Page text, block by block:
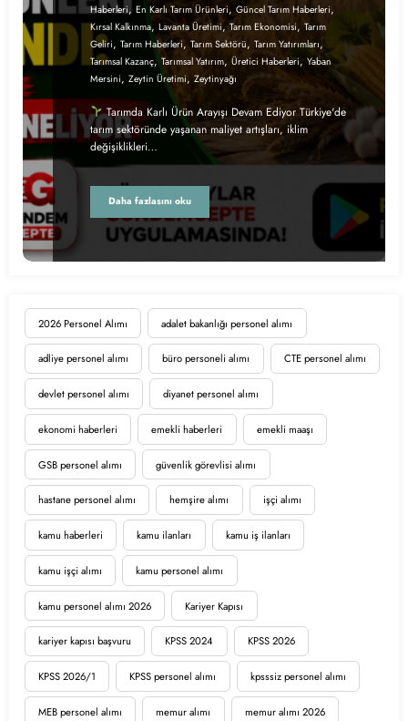
2026 Personel Alımı adalet bakanlığı personel alımı
adliye personel alımı büro personeli alımı CTE personel alımı
devlet personel alımı diyanet personel alımı
ekonomi haberleri emekli haberleri emekli maaşı
GSB personel alımı güvenlik görevlisi alımı
hastane personel alımı hemşire alımı işçi alımı
kamu haberleri kamu ilanları kamu iş ilanları
kamu işçi alımı kamu personel alımı
kamu personel alımı 2026 Kariyer Kapısı
kariyer kapısı başvuru KPSS 2024 KPSS 2026
KPSS 2026/1 KPSS personel alımı kpsssiz personel alımı
MEB personel alımı memur alımı memur alımı 2026
Haberleri, En Karlı Tarım Ürünleri, Güncel Tarım Haberleri,
Kırsal Kalkınma, Lavanta Üretimi,Tarım Ekonomisi, Tarım
Geliri, Tarım Haberleri, Tarım Sektörü, Tarım Yatırımları,
Tarımsal Kazanç, Tarımsal Yatırım, Üretici Haberleri, Yaban
Mersini, Zeytin Üretimi, Zeytinyağı
Tarımda Karlı Ürün Arayışı Devam Ediyor Türkiye'de
tarım sektöründe yaşanan maliyet artışları, iklim
değişiklikleri…
Daha fazlasını oku